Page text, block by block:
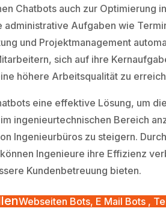
Chatbots auch zur Optimierung
administrative Aufgaben wie
und Projektmanagement
sich auf ihre
höhere Arbeitsqualität zu
eine effektive Lösung, um
ingenieurtechnischen Bereich
Ingenieurbüros zu steigern.
Ingenieure ihre Effizienz
Kundenbetreuung bieten.
Webseiten Bots, E Mail Bots ,